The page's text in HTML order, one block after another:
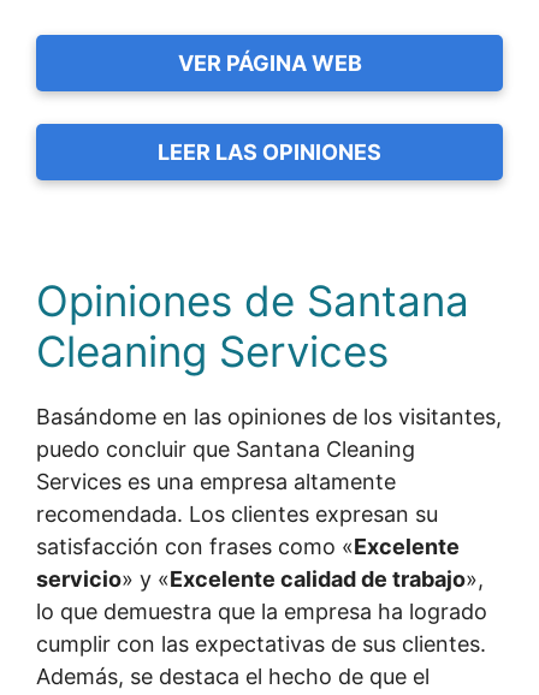
VER PÁGINA WEB
LEER LAS OPINIONES
Opiniones de Santana
Cleaning Services
Basándome en las opiniones de los visitantes,
puedo concluir que Santana Cleaning
Services es una empresa altamente
recomendada. Los clientes expresan su
satisfacción con frases como «Excelente
servicio» y «Excelente calidad de trabajo»,
lo que demuestra que la empresa ha logrado
cumplir con las expectativas de sus clientes.
Además, se destaca el hecho de que el